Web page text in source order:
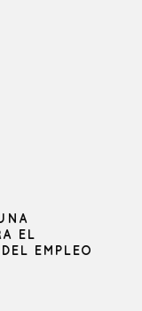
EL
EMPLEO